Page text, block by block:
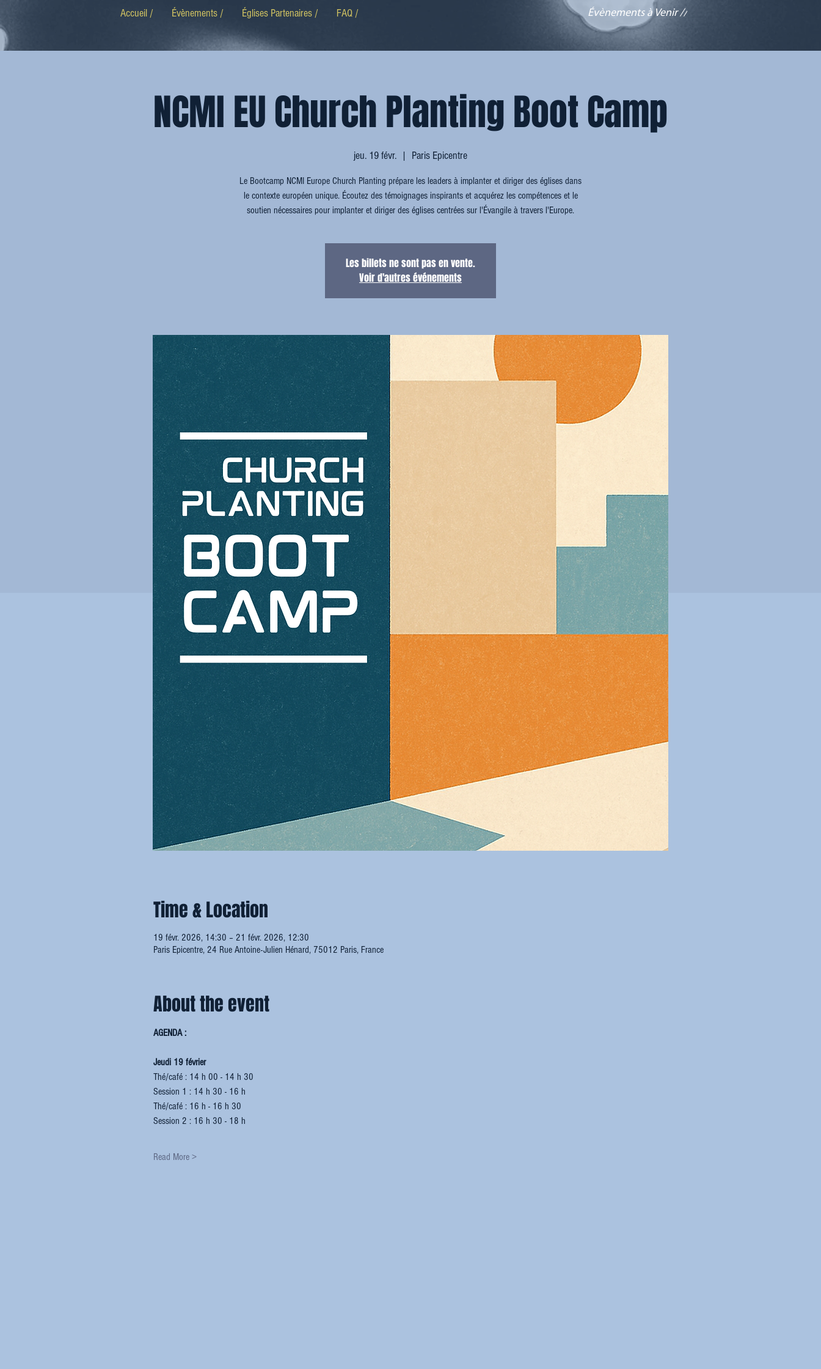
Accueil / Évènements / Églises Partenaires / FAQ / Évènements à Venir //
NCMI EU Church Planting Boot Camp
jeu. 19 févr.
  |
Paris Epicentre
Le Bootcamp NCMI Europe Church Planting prépare les leaders à implanter et diriger des églises dans
le contexte européen unique. Écoutez des témoignages inspirants et acquérez les compétences et le
soutien nécessaires pour implanter et diriger des églises centrées sur l'Évangile à travers l'Europe.
Les billets ne sont pas en vente.
Voir d'autres événements
Time & Location
19 févr. 2026, 14:30 – 21 févr. 2026, 12:30
Paris Epicentre, 24 Rue Antoine-Julien Hénard, 75012 Paris, France
About the event
AGENDA :
Jeudi 19 février
Thé/café : 14 h 00 - 14 h 30
Session 1 : 14 h 30 - 16 h
Thé/café : 16 h - 16 h 30
Session 2 : 16 h 30 - 18 h
Read More >